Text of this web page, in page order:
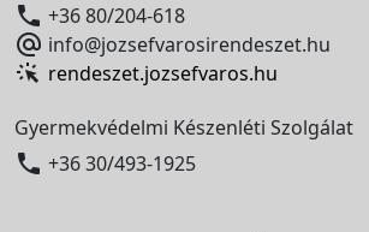
 +36 80/204-618
 info@jozsefvarosirendeszet.hu
rendeszet.jozsefvaros.hu
Gyermekvédelmi Készenléti Szolgálat
 +36 30/493-1925